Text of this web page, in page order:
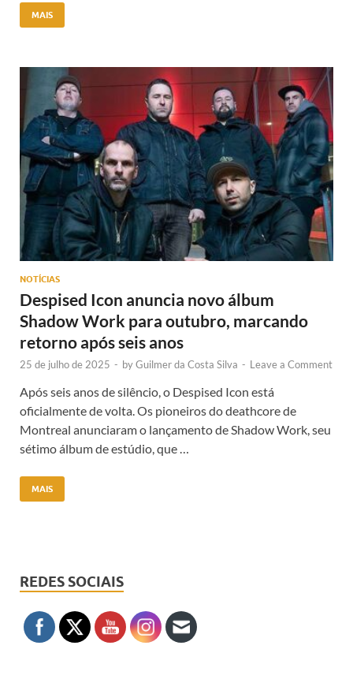
MAIS
NOTÍCIAS
Despised Icon anuncia novo álbum
Shadow Work para outubro, marcando
retorno após seis anos
25 de julho de 2025 - byGuilmer da Costa Silva - Leave a Comment
Após seis anos de silêncio, o Despised Icon está
oficialmente de volta. Os pioneiros do deathcore de
Montreal anunciaram o lançamento de Shadow Work, seu
sétimo álbum de estúdio, que …
MAIS
REDES SOCIAIS